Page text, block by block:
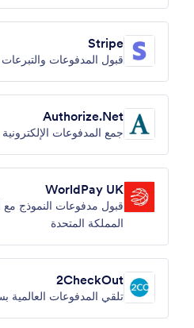
Stripe
قبول المدفوعات والتبرعات
Authorize.Net
جمع المدفوعات
WorldPay UK
قبول مدفوعات النموذج
المملكة المتحدة
2CheckOut
تلقي المدفوعات